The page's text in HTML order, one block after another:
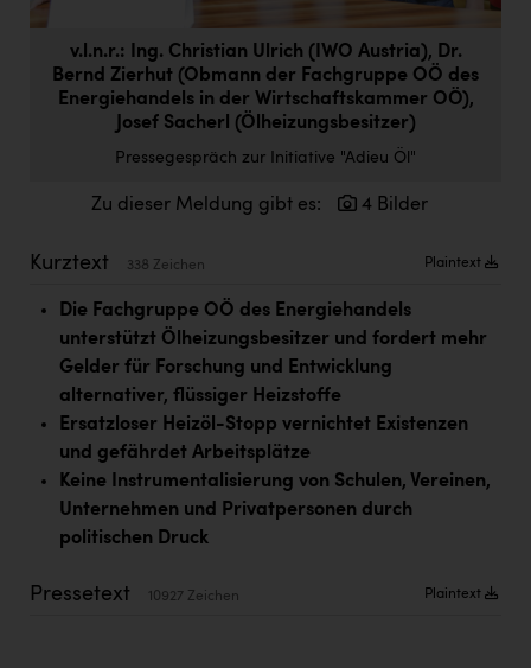
ERLUS AG
everfield
Fristads Austria
Immotech
INTERSPAR
INTERSPORT Austria
Jesolo
Jane Goodall Institute Austria
Kärcher
Karin Liedl
v.l.n.r.: Ing. Christian Ulrich (IWO Austria), Dr.
Bernd Zierhut (Obmann der Fachgruppe OÖ des
Energiehandels in der Wirtschaftskammer OÖ),
Josef Sacherl (Ölheizungsbesitzer)
Pressegespräch zur Initiative "Adieu Öl"
Zu dieser Meldung gibt es: 4 Bilder
Kurztext 338 Zeichen Plaintext
Die Fachgruppe OÖ des Energiehandels
unterstützt Ölheizungsbesitzer und fordert mehr
Gelder für Forschung und Entwicklung
alternativer, flüssiger Heizstoffe
Ersatzloser Heizöl-Stopp vernichtet Existenzen
und gefährdet Arbeitsplätze
Keine Instrumentalisierung von Schulen, Vereinen,
Unternehmen und Privatpersonen durch
politischen Druck
Pressetext 10927 Zeichen Plaintext